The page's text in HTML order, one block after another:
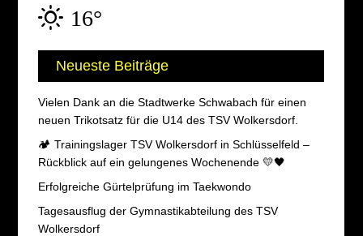
16°
Neueste Beiträge
Vielen Dank an die Stadtwerke Schwabach für einen
neuen Trikotsatz für die U14 des TSV Wolkersdorf.
🏕️ Trainingslager TSV Wolkersdorf in Schlüsselfeld –
Rückblick auf ein gelungenes Wochenende 💛🖤
Erfolgreiche Gürtelprüfung im Taekwondo
Tagesausflug der Gymnastikabteilung des TSV
Wolkersdorf